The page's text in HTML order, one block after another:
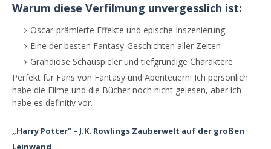
Warum diese Verfilmung unvergesslich ist:
Oscar-prämierte Effekte und epische Inszenierung
Eine der besten Fantasy-Geschichten aller Zeiten
Grandiose Schauspieler und tiefgründige Charaktere
Perfekt für Fans von Fantasy und Abenteuern! Ich persönlich
habe die Filme und die Bücher noch nicht gelesen, aber ich
habe es definitiv vor.
„Harry Potter“ – J.K. Rowlings Zauberwelt auf der großen
Leinwand